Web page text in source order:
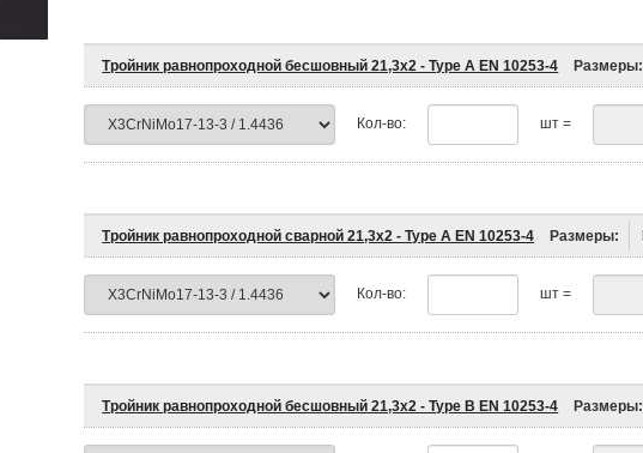
Тройник равнопроходной бесшовный 21,3х2 - Type A EN 10253-4 Размеры:
Кол-во: шт =
Тройник равнопроходной сварной 21,3х2 - Type A EN 10253-4 Размеры:
Кол-во: шт =
Тройник равнопроходной бесшовный 21,3х2 - Type B EN 10253-4 Размеры: